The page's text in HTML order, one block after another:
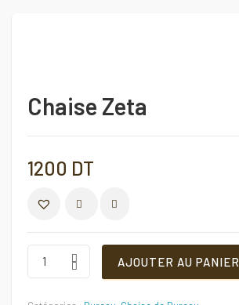
Chaise Zeta
1200 DT
Chaise
Zeta
Quantité
AJOUTER AU PANIER